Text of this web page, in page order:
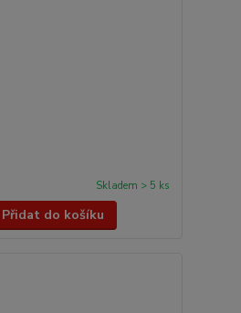
Skladem > 5 ks
Přidat do košíku